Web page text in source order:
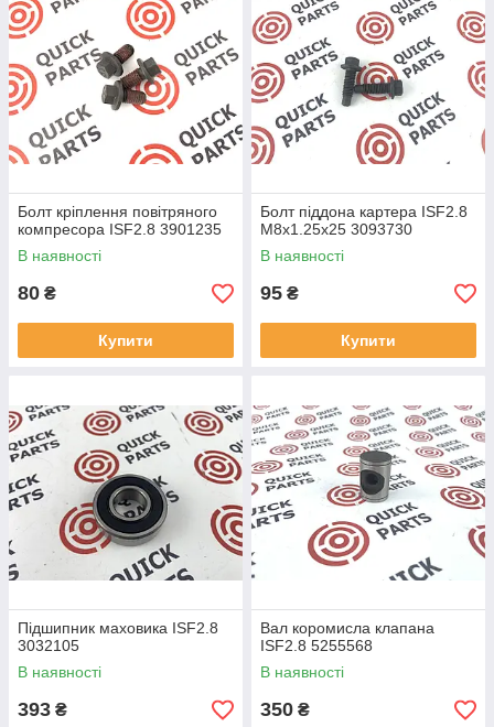
Болт кріплення повітряного
компресора ISF2.8 3901235
В наявності
80 ₴
Купити
Болт піддона картера ISF2.8
M8x1.25x25 3093730
В наявності
95 ₴
Купити
Підшипник маховика ISF2.8
3032105
В наявності
393 ₴
Вал коромисла клапана
ISF2.8 5255568
В наявності
350 ₴